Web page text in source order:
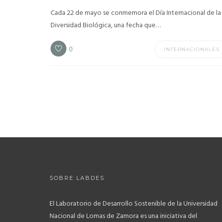
Cada 22 de mayo se conmemora el Día Internacional de la
Diversidad Biológica, una fecha que…
0 INTERNACIONALES
SOBRE LABDES
El Laboratorio de Desarrollo Sostenible de la Universidad
Nacional de Lomas de Zamora es una iniciativa del